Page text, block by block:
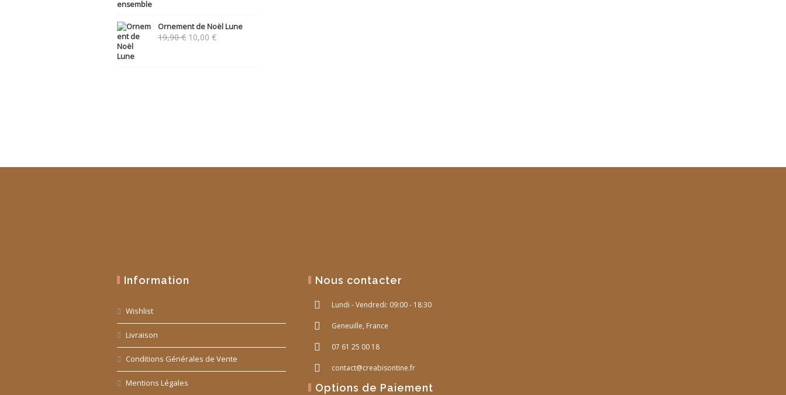
Ornement de Noël Lune
19,90€ Le
10,00 €Le
Information
Wishlist
Livraison
Conditions Générales de Vente
Mentions Légales
Nous contacter
Lundi - Vendredi: 09:00 - 18:30
Geneuille, France
07 61 25 00 18
contact@creabisontine.fr
Options de Paiement